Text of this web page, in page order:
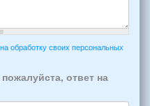
обработку своих персональных
ответ на